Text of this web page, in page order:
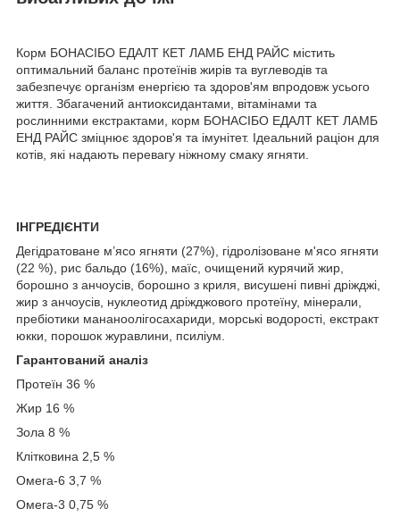
Корм БОНАСІБО ЕДАЛТ КЕТ ЛАМБ ЕНД РАЙС містить
оптимальний баланс протеїнів жирів та вуглеводів та
забезпечує організм енергією та здоров'ям впродовж усього
життя. Збагачений антиоксидантами, вітамінами та
рослинними екстрактами, корм БОНАСІБО ЕДАЛТ КЕТ ЛАМБ
ЕНД РАЙС зміцнює здоров'я та імунітет. Ідеальний раціон для
котів, які надають перевагу ніжному смаку ягняти.
ІНГРЕДІЄНТИ
Дегідратоване м’ясо ягняти (27%), гідролізоване м'ясо ягняти
(22 %), рис бальдо (16%), маїс, очищений курячий жир,
борошно з анчоусів, борошно з криля, висушені пивні дріжджі,
жир з анчоусів, нуклеотид дріжджового протеїну, мінерали,
пребіотики мананоолігосахариди, морські водорості, екстракт
юкки, порошок журавлини, псиліум.
Гарантований аналіз
Протеїн 36 %
Жир 16 %
Зола 8 %
Клітковина 2,5 %
Омега-6 3,7 %
Омега-3 0,75 %